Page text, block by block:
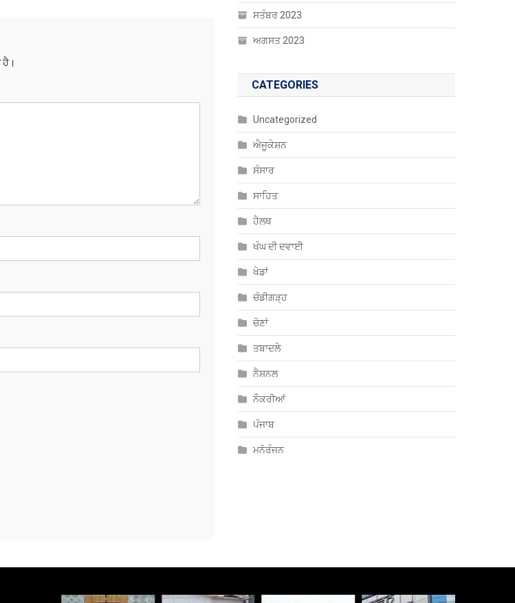
ਸਤੰਬਰ 2023
ਅਗਸਤ 2023
CATEGORIES
Uncategorized
ਐਜੂਕੇਸ਼ਨ
ਸੰਸਾਰ
ਸਾਹਿਤ
ਹੈਲਥ
ਖੰਘ ਦੀ ਦਵਾਈ
ਖੇਡਾਂ
ਚੰਡੀਗੜ੍ਹ
ਚੋਣਾਂ
ਤਬਾਦਲੇ
ਨੈਸ਼ਨਲ
ਨੌਕਰੀਆਂ
ਪੰਜਾਬ
ਮਨੋਰੰਜਨ